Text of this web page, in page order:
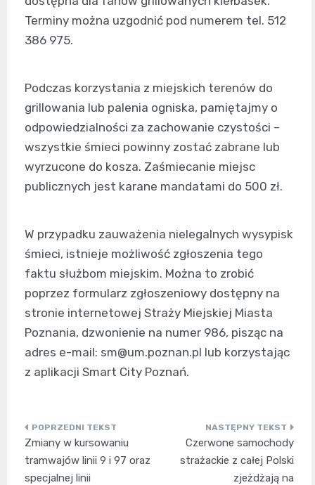
Terminy można uzgodnić pod numerem tel. 512
386 975.
Podczas korzystania z miejskich terenów do
grillowania lub palenia ogniska, pamiętajmy o
odpowiedzialności za zachowanie czystości –
wszystkie śmieci powinny zostać zabrane lub
wyrzucone do kosza. Zaśmiecanie miejsc
publicznych jest karane mandatami do 500 zł.
W przypadku zauważenia nielegalnych wysypisk
śmieci, istnieje możliwość zgłoszenia tego
faktu służbom miejskim. Można to zrobić
poprzez formularz zgłoszeniowy dostępny na
stronie internetowej Straży Miejskiej Miasta
Poznania, dzwonienie na numer 986, pisząc na
adres e-mail: sm@um.poznan.pl lub korzystając
z aplikacji Smart City Poznań.
Nawigacja
wpisu
Zmiany w kursowaniu
tramwajów linii 9 i 97 oraz
specjalnej linii
Czerwone samochody
strażackie z całej Polski
zjeżdżają na